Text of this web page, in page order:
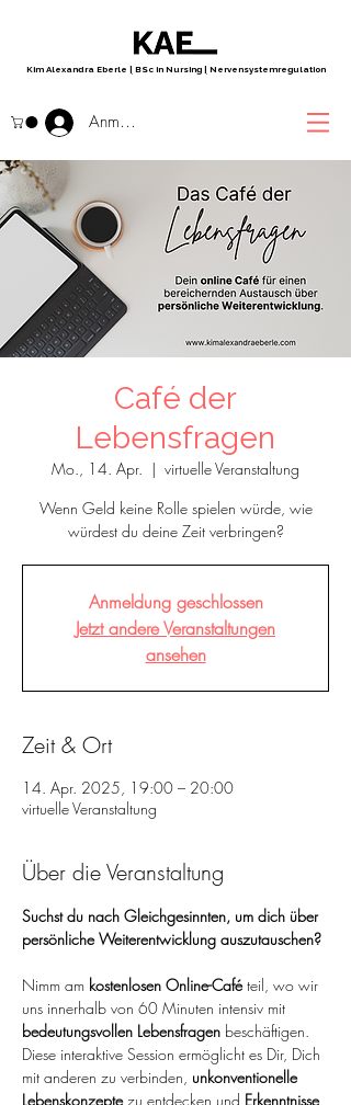
Kim Alexandra Eberle | BSc in Nursing | Nervensystemregulation
Anmelden
Café der
Lebensfragen
Mo., 14. Apr.
  |
virtuelle Veranstaltung
Wenn Geld keine Rolle spielen würde, wie
würdest du deine Zeit verbringen?
Anmeldung geschlossen
Jetzt andere Veranstaltungen
ansehen
Zeit & Ort
14. Apr. 2025, 19:00 – 20:00
virtuelle Veranstaltung
Über die Veranstaltung
Suchst du nach Gleichgesinnten, um dich über
persönliche Weiterentwicklung auszutauschen?
Nimm am kostenlosen Online-Café teil, wo wir
uns innerhalb von 60 Minuten intensiv mit
bedeutungsvollen Lebensfragen beschäftigen.
Diese interaktive Session ermöglicht es Dir, Dich
mit anderen zu verbinden, unkonventionelle
Lebenskonzepte zu entdecken und Erkenntnisse